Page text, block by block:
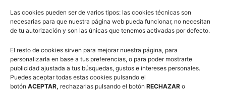
Las cookies pueden ser de varios tipos: las cookies técnicas son
necesarias para que nuestra página web pueda funcionar, no necesitan
de tu autorización y son las únicas que tenemos activadas por defecto.
El resto de cookies sirven para mejorar nuestra página, para
personalizarla en base a tus preferencias, o para poder mostrarte
publicidad ajustada a tus búsquedas, gustos e intereses personales.
Puedes aceptar todas estas cookies pulsando el
botón ACEPTAR, rechazarlas pulsando el botón RECHAZAR o
Carlos Pérez (Marianistas)
José Carlos Marcos (Casademont Zaragoza)
Guillermo Beired (CB Peñas Huesca)
Jaime Aznar (Doctor Azúa)
Diego Ayensa (Lycée Molière)
Jorge Gan (CN Helios – Marianistas)
José María Miguel (Bera Bera San Sebastián)